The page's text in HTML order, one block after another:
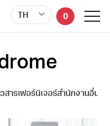
TH 0
สารเฟอร์นิเจอร์สำนักงานอื่นๆ